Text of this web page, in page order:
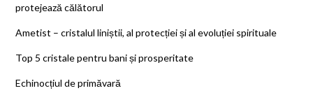
protejează călătorul
Ametist – cristalul liniștii, al protecției și al evoluției spirituale
Top 5 cristale pentru bani și prosperitate
Echinocțiul de primăvară